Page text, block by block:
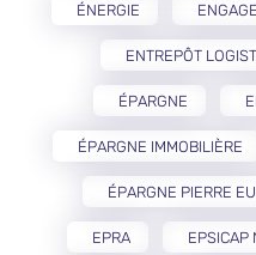
ÉNERGIE
ENTREPÔT
ÉPARGNE
ÉPARGNE IMMOBILIÈRE
ÉPARGNE PIERRE
EPRA EPSICAP